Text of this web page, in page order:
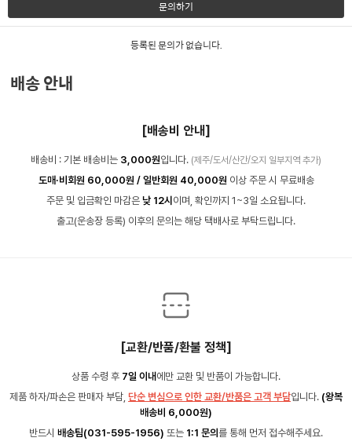
문의하기
등록된 문의가 없습니다.
배송 안내
[배송비 안내]
배송비 : 기본 배송비는 3,000원입니다. (제주/도서/산간/오지 일부지역 추가)
도매·비회원 60,000원 / 일반회원 40,000원 이상 주문 시 무료배송
주문 및 입금확인 마감은 낮 12시 이며, 확인까지 1~3일 소요됩니다.
출고(운송장 등록) 이후의 문의는 해당 택배사로 부탁드립니다.
[교환/반품/환불 정책]
상품 수령 후 7일 이내 에만 교환 및 반품이 가능합니다.
제품 하자/파손은 판매자 부담, 단순 변심으로 인한 교환/반품은 고객 부담입니다. (왕복
배송비 6,000원)
반드시 배송팀(031-595-1956) 또는 1:1 문의 를 통해 먼저 접수해주세요.